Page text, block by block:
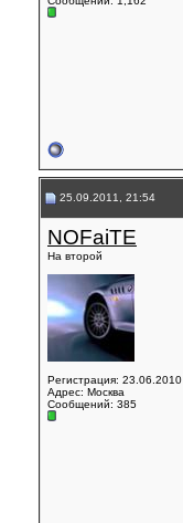
25.09.2011, 21:54
NOFaiTE
На второй
Регистрация: 23.06.2010
Адрес: Москва
Сообщений: 385